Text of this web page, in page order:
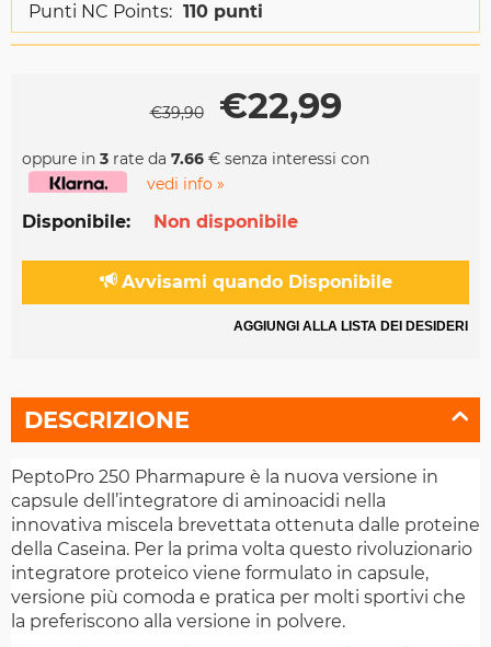
Punti NC Points: 110 punti
€39,90 €22,99
oppure in 3 rate da 7.66 € senza interessi con
vedi info »
Disponibile: Non disponibile
Avvisami quando Disponibile
AGGIUNGI ALLA LISTA DEI DESIDERI
DESCRIZIONE
PeptoPro 250 Pharmapure è la nuova versione in
capsule dell’integratore di aminoacidi nella
innovativa miscela brevettata ottenuta dalle proteine
della Caseina. Per la prima volta questo rivoluzionario
integratore proteico viene formulato in capsule,
versione più comoda e pratica per molti sportivi che
la preferiscono alla versione in polvere.